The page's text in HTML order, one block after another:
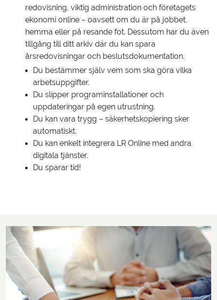
redovisning, viktig administration och företagets
ekonomi online – oavsett om du är på jobbet,
hemma eller på resande fot. Dessutom har du även
tillgång till ditt arkiv där du kan spara
årsredovisningar och beslutsdokumentation.
Du bestämmer själv vem som ska göra vilka
arbetsuppgifter.
Du slipper programinstallationer och
uppdateringar på egen utrustning.
Du kan vara trygg – säkerhetskopiering sker
automatiskt.
Du kan enkelt integrera LR Online med andra
digitala tjänster.
Du sparar tid!